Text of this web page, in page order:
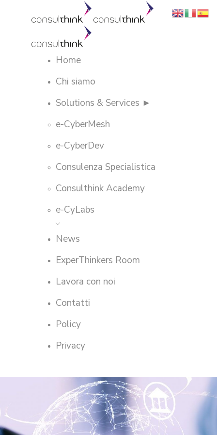
Home
Chi siamo
Solutions & Services ►
e-CyberMesh
e-CyberDev
Consulenza Specialistica
Consulthink Academy
e-CyLabs
News
ExperThinkers Room
Lavora con noi
Contatti
Policy
Privacy